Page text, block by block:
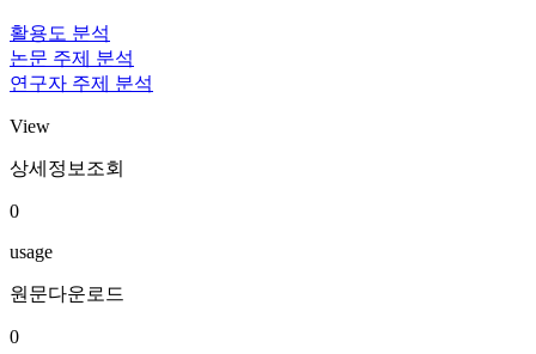
활용도 분석
논문 주제 분석
연구자 주제 분석
View
상세정보조회
0
usage
원문다운로드
0